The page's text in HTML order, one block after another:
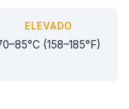
ELEVADO
(158–185°F)